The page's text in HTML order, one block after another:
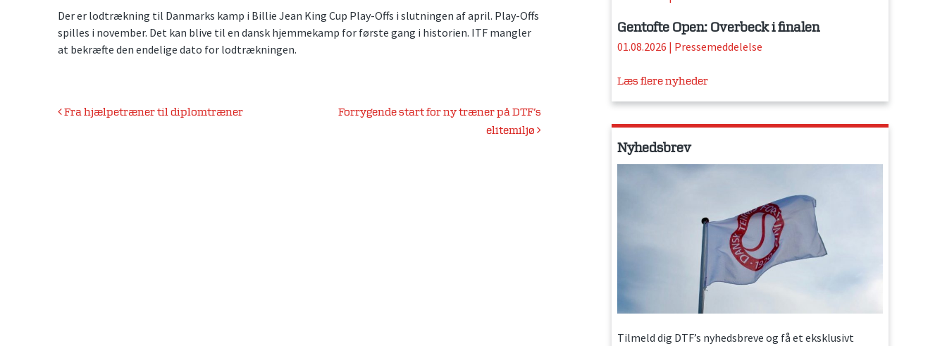
Der er lodtrækning til Danmarks kamp i Billie Jean King Cup Play-Offs i slutningen af april. Play-Offs
spilles i november. Det kan blive til en dansk hjemmekamp for første gang i historien. ITF mangler
at bekræfte den endelige dato for lodtrækningen.
Indlægsnavigation
Fra hjælpetræner til diplomtræner
Forrygende start for ny træner på DTF’s
elitemiljø
Gentofte Open: Overbeck i finalen
01.08.2026 | Pressemeddelelse
Læs flere nyheder
Nyhedsbrev
Tilmeld dig DTF’s nyhedsbreve og få et eksklusivt